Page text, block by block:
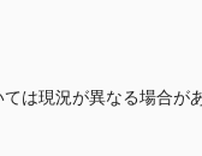
現況が異なる場合が